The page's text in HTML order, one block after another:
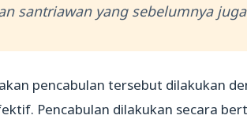
santriawan yang sebelumnya
pencabulan tersebut dilakukan
Pencabulan dilakukan secara